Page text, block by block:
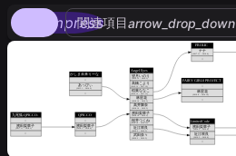
compress
関連項目arrow_drop_down